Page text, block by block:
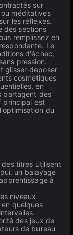
sur
méditatives
les réflexes.
des sections
remplissez en
Le
d'échec,
pression.
glisser-déposer
cosmétiques
en
partagent des
principal est
du
titres utilisent
un balayage
à
niveaux
quelques
des jeux de
de bureau